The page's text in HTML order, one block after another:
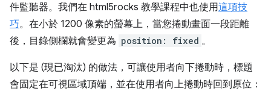
件監聽器。我們在 html5rocks 教學課程中也使用這項技
巧。在小於 1200 像素的螢幕上，當您捲動畫面一段距離
後，目錄側欄就會變更為 position: fixed 。
以下是 (現已淘汰) 的做法，可讓使用者向下捲動時，標題
會固定在可視區域頂端，並在使用者向上捲動時回到原位：